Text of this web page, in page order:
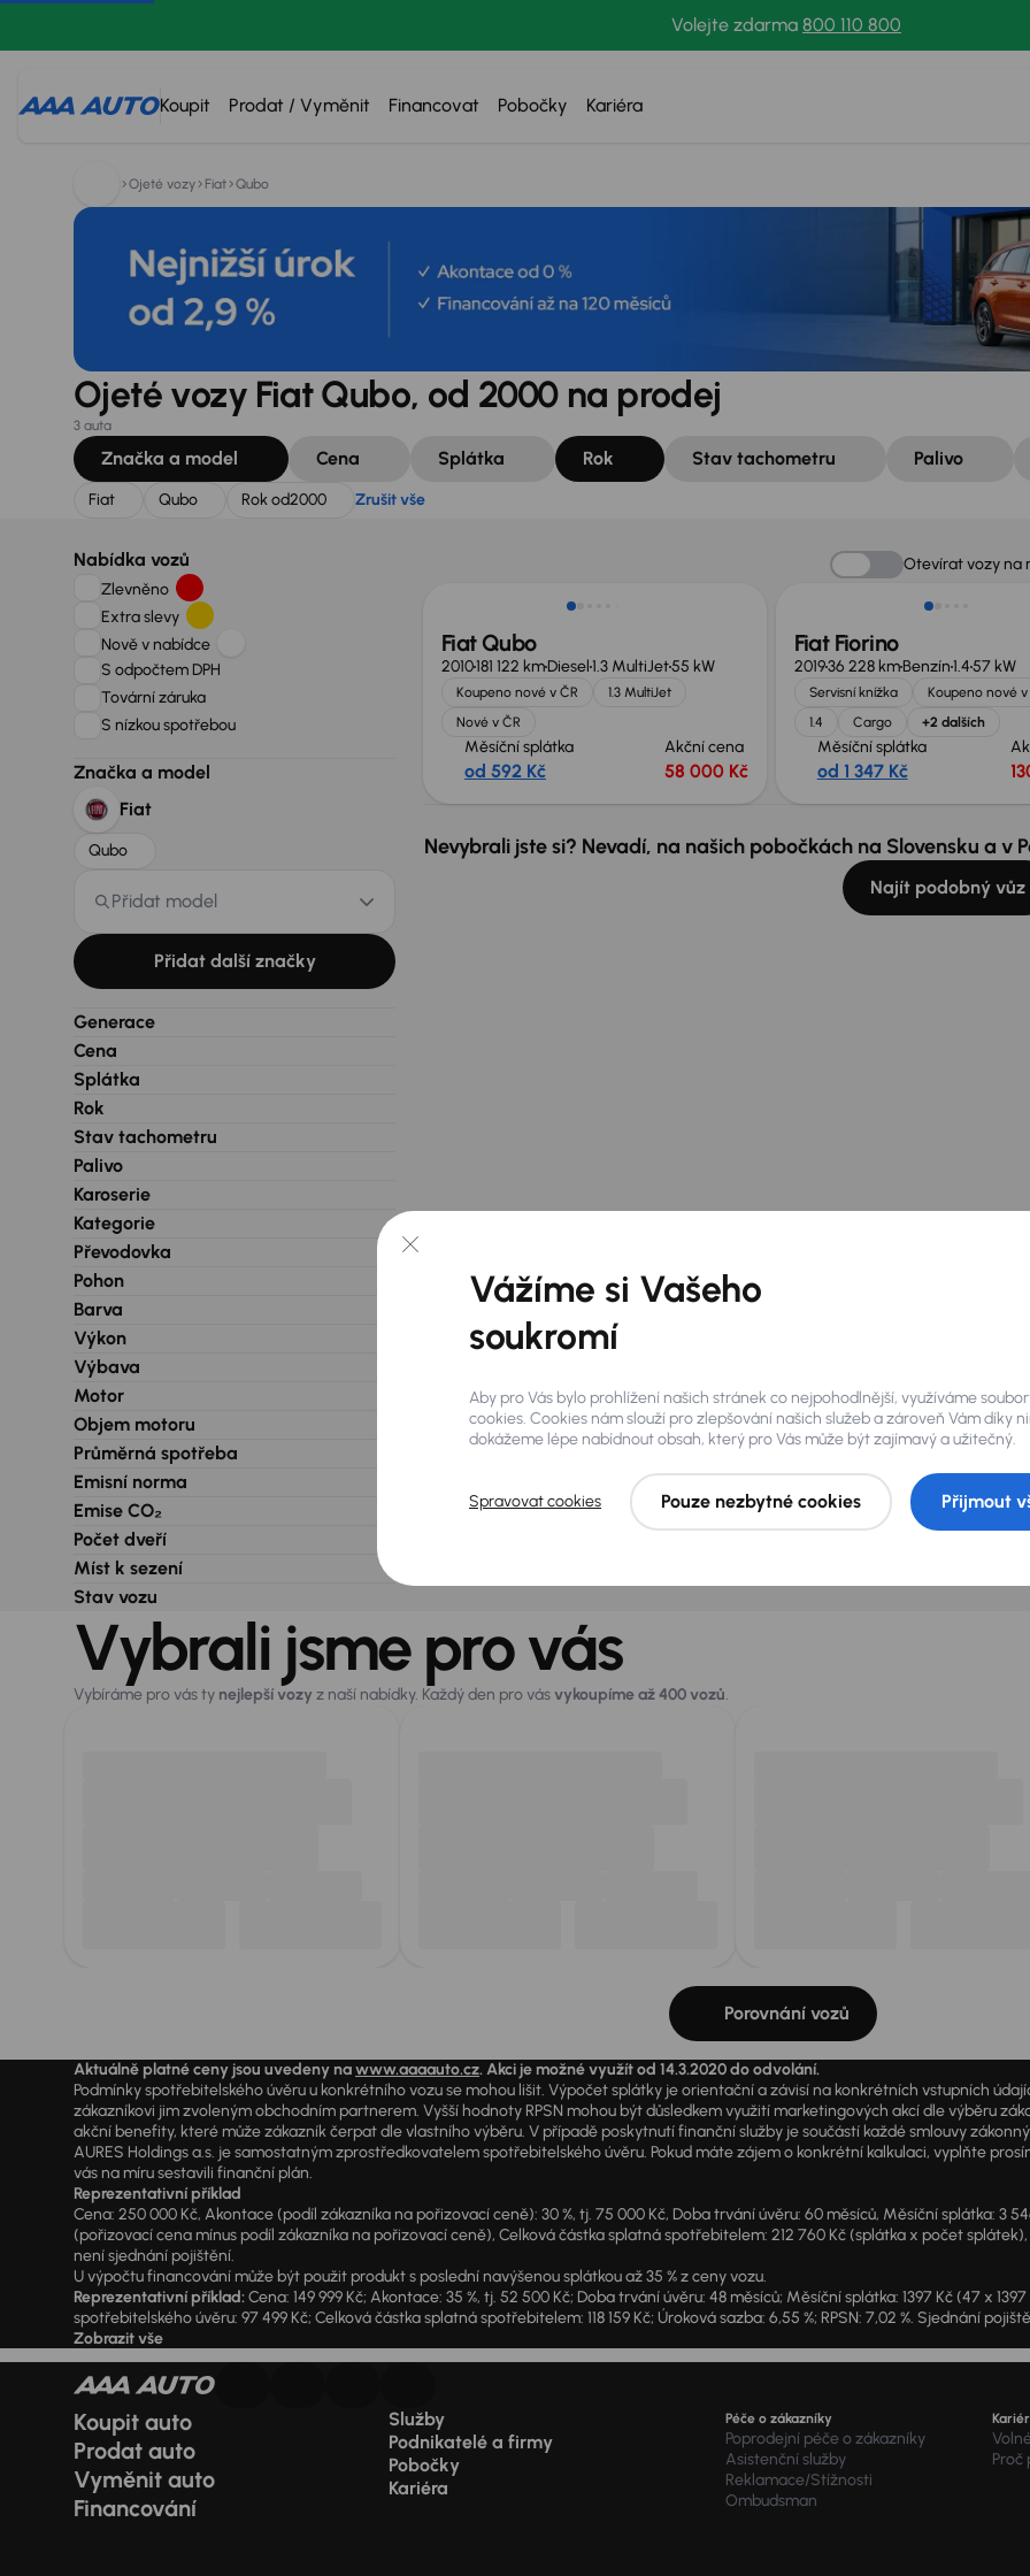
Volejte zdarma 800 110 800
Koupit Prodat / Vyměnit Financovat Pobočky Kariéra
Hledáte: Zrušit vše
Ojeté vozy Fiat Qubo
Ojeté vozy Fiat Qubo, od 2000 na prodej
3 auta
Značka a model Cena Splátka Rok Stav tachometru Palivo
Fiat Qubo Rok od2000 Zrušit vše
Nabídka vozů
Zlevněno
Extra slevy
Nově v nabídce
S odpočtem DPH
Tovární záruka
S nízkou spotřebou
Značka a model
Fiat
Qubo
Přidat model
Přidat další značky
Generace
Cena
Splátka
Rok
Stav tachometru
Palivo
Karoserie
Kategorie
Převodovka
Pohon
Barva
Výkon
Výbava
Motor
Objem motoru
Průměrná spotřeba
Emisní norma
Emise CO₂
Počet dveří
Míst k sezení
Stav vozu
Otevírat vozy na
Fiat Qubo
2010181 122 kmDiesel1.3 MultiJet55 kW
Koupeno nové v ČR
1.3 MultiJet
Nové v ČR
Měsíční splátka
od 592 Kč
Akční cena
58 000 Kč
Možnost odpočtu DPH
Fiat Fiorino
201936 228 kmBenzín1.457 kW
Servisní knížka
Koupeno nové v
1.4
Cargo +2 dalších
Měsíční splátka
od 1 347 Kč
Nevybrali jste si? Nevadí, na našich pobočkách na Slovensku a
Najít podobný vůz
Vybrali jsme pro vás
Vybíráme pro vás ty nejlepší vozy z naší nabídky. Každý den pro vásvykoupíme až 400 vozů.
Porovnání vozů
Aktuálně platné ceny jsou uvedeny nawww.aaaauto.cz. Akci je možné využít od 14.3.2020 do odvolání.
Podmínky spotřebitelského úvěru u konkrétního vozu se mohou lišit. Výpočet splátky je orientační a závisí na konkrétních vstupních
zákazníkovi jim zvoleným obchodním partnerem. Vyšší hodnoty RPSN mohou být důsledkem využití marketingových akcí dle výběru
akční benefity, které může zákazník čerpat dle vlastního výběru. V případě poskytnutí finanční služby je součástí každé smlouvy
AURES Holdings a.s. je samostatným zprostředkovatelem spotřebitelského úvěru. Pokud máte zájem o konkrétní kalkulaci, vyplňte
vás na míru sestavili finanční plán.
Reprezentativní příklad
Cena: 250 000 Kč, Akontace (podíl zákazníka na pořizovací ceně): 30 %, tj. 75 000 Kč, Doba trvání úvěru: 60 měsíců, Měsíční splátka: 3
(pořizovací cena mínus podíl zákazníka na pořizovací ceně), Celková částka splatná spotřebitelem: 212 760 Kč (splátka x počet splátek),
není sjednání pojištění.
U výpočtu financování může být použit produkt s poslední navýšenou splátkou až 35 % z ceny vozu.
Reprezentativní příklad:Cena: 149 999 Kč; Akontace: 35 %, tj. 52 500 Kč; Doba trvání úvěru: 48 měsíců; Měsíční splátka: 1397 Kč (47 x
spotřebitelského úvěru: 97 499 Kč; Celková částka splatná spotřebitelem: 118 159 Kč; Úroková sazba: 6,55 %; RPSN: 7,02 %. Sjednání
Zobrazit vše
Koupit auto
Prodat auto
Vyměnit auto
Financování
Služby
Podnikatelé a firmy
Pobočky
Kariéra
Péče o zákazníky
Poprodejní péče o zákazníky
Asistenční služby
Reklamace/Stížnosti
Ombudsman
Proč
Vážíme si Vašeho
soukromí
Aby pro Vás bylo prohlížení našich stránek co nejpohodlnější, využíváme
cookies. Cookies nám slouží pro zlepšování našich služeb a zároveň Vám díky
dokážeme lépe nabídnout obsah, který pro Vás může být zajímavý a užitečný.
Spravovat cookies Pouze nezbytné cookies Přijmout